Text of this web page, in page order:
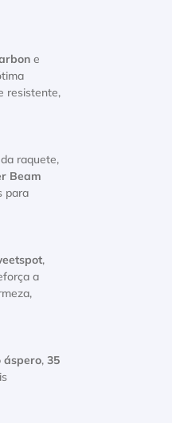
e
resistente,
raquete,
Beam
para
,
a
áspero, 35